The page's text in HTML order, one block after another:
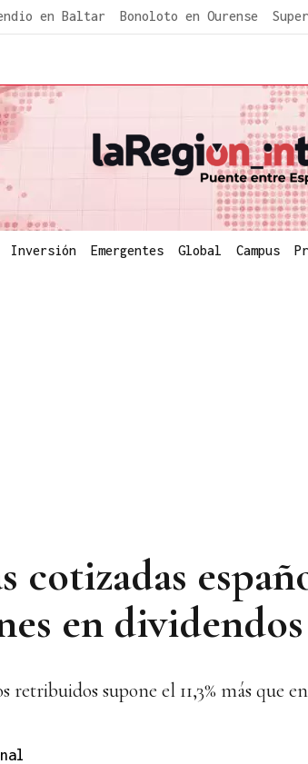
en Baltar Bonoloto en Ourense
Inversión Emergentes Global Campus
cotizadas
en
retribuidos supone el 11,3% más que